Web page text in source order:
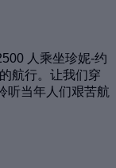
人乘坐珍妮-约
航行。让我们穿
听当年人们艰苦航